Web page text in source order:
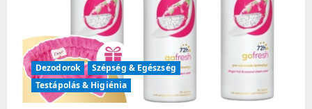
Dezodorok
Szépség & Egészség
Testápolás & Higiénia